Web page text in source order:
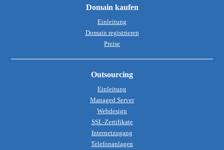
Domain kaufen
Einleitung
Domain registrieren
Preise
Outsourcing
Einleitung
Managed Server
Webdesign
SSL-Zertifikate
Internetzugang
Telefonanlagen